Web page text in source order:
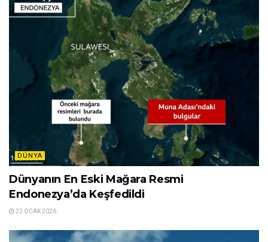
DÜNYA
Dünyanın En Eski Mağara Resmi
Endonezya’da Keşfedildi
22 OCAK 2026